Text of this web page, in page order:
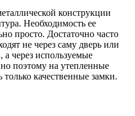
конструкции
Необходимость ее
просто. Достаточно часто
не через саму дверь или
а через используемые
поэтому на утепленные
только качественные замки.